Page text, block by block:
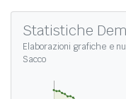
Statistiche
Elaborazioni grafiche e
Sacco